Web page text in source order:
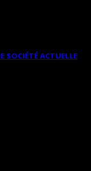
SOCIÉTÉ ACTUELLE